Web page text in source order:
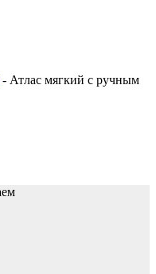
- Атлас мягкий с ручным